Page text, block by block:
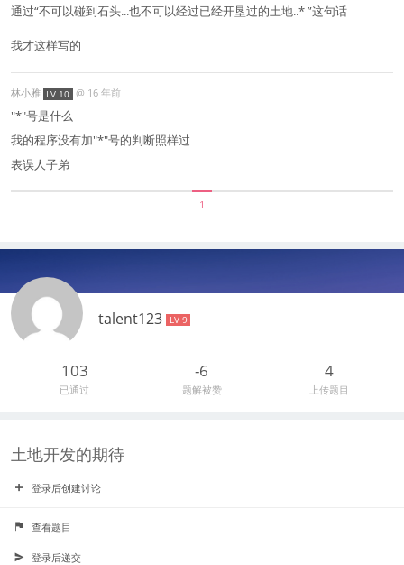
通过“不可以碰到石头...也不可以经过已经开垦过的土地..* ”这句话
我才这样写的
林小雅 LV 10 @ 16 年前
"*"号是什么
我的程序没有加"*"号的判断照样过
表误人子弟
1
talent123 LV 9
103
已通过
-6
题解被赞
4
上传题目
土地开发的期待
登录后创建讨论
查看题目
登录后递交